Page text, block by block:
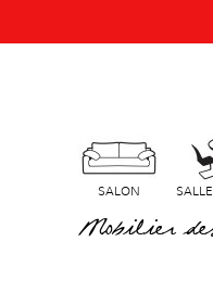
SALON
Mobilier